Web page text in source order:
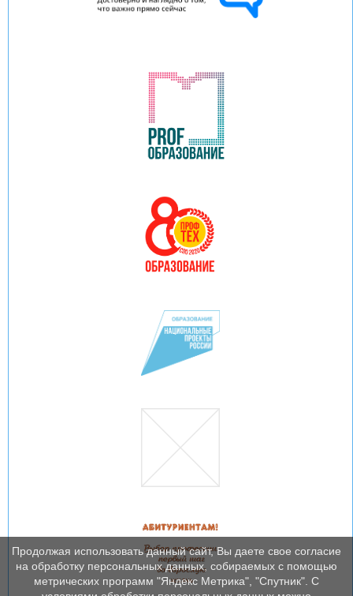
Продолжая использовать данный сайт, Вы даете свое согласие
на обработку персональных данных, собираемых с помощью
метрических программ "Яндекс Метрика", "Спутник". С